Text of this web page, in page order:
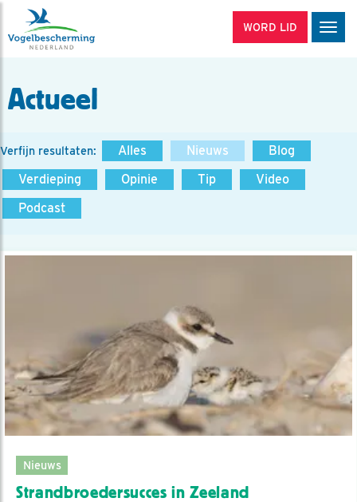
WORD LID
Actueel
Verfijn resultaten: Alles Nieuws
Blog
Verdieping
Opinie Tip
Video
Podcast
Nieuws
Strandbroedersucces in Zeeland